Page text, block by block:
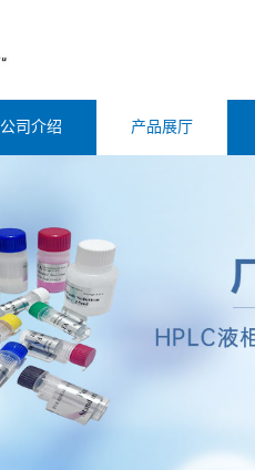
公司介绍 产品展厅